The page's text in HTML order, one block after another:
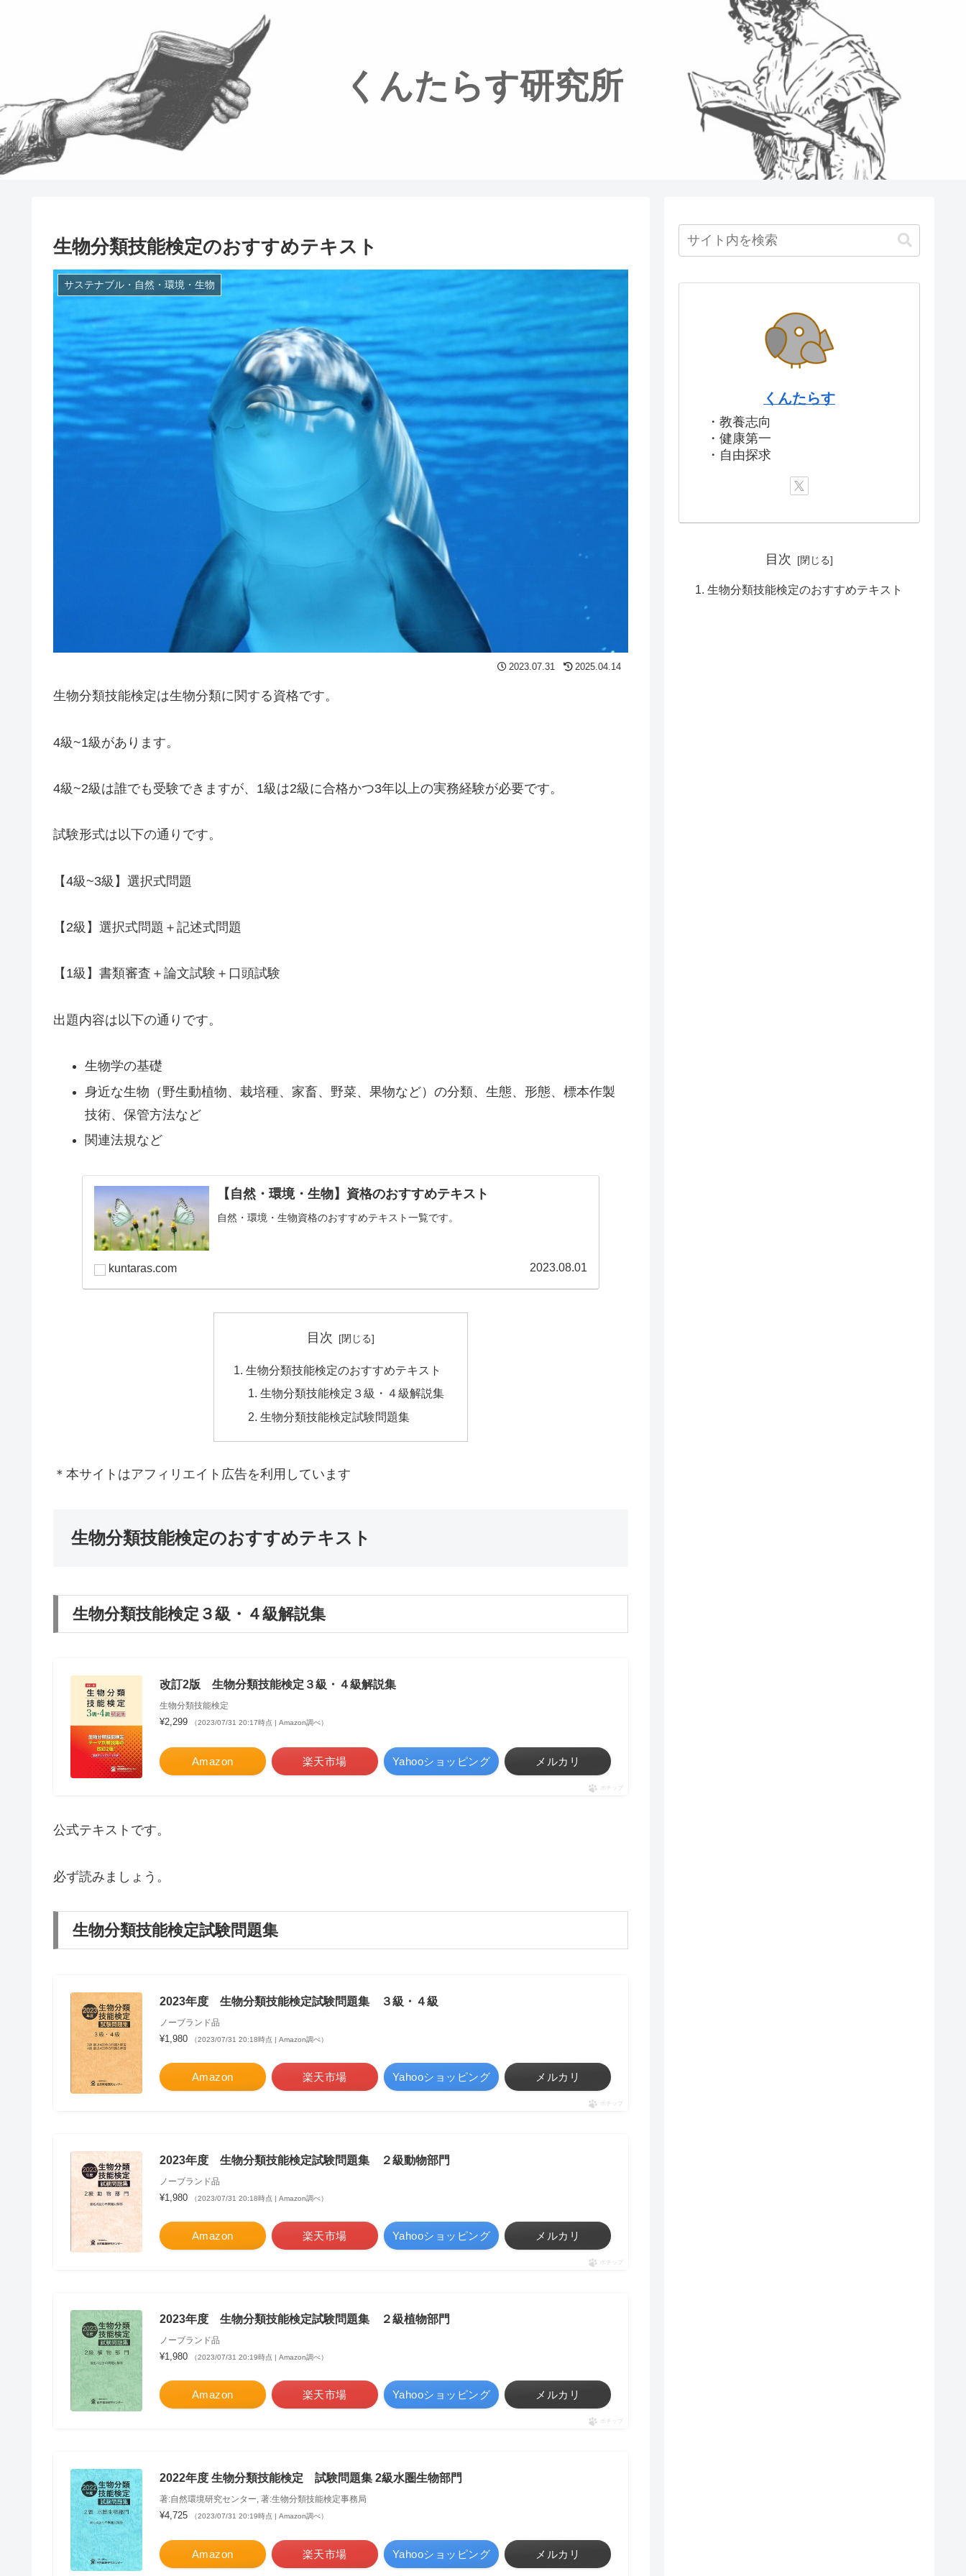
くんたらす研究所
生物分類技能検定のおすすめテキスト
サステナブル・自然・環境・生物
2023.07.31 2025.04.14
生物分類技能検定は生物分類に関する資格です。
4級~1級があります。
4級~2級は誰でも受験できますが、1級は2級に合格かつ3年以上の実務経験が必要です。
試験形式は以下の通りです。
【4級~3級】選択式問題
【2級】選択式問題＋記述式問題
【1級】書類審査＋論文試験＋口頭試験
出題内容は以下の通りです。
生物学の基礎
身近な生物（野生動植物、栽培種、家畜、野菜、果物など）の分類、生態、形態、標本作製
技術、保管方法など
関連法規など
【自然・環境・生物】資格のおすすめテキスト
自然・環境・生物資格のおすすめテキスト一覧です。
kuntaras.com 2023.08.01
目次
生物分類技能検定のおすすめテキスト
生物分類技能検定３級・４級解説集
生物分類技能検定試験問題集
＊本サイトはアフィリエイト広告を利用しています
生物分類技能検定のおすすめテキスト
生物分類技能検定３級・４級解説集
改訂2版 生物分類技能検定３級・４級解説集
生物分類技能検定
¥2,299 （2023/07/31 20:17時点 | Amazon調べ）
Amazon 楽天市場 Yahooショッピング メルカリ
ポチップ
公式テキストです。
必ず読みましょう。
生物分類技能検定試験問題集
2023年度 生物分類技能検定試験問題集 ３級・４級
ノーブランド品
¥1,980 （2023/07/31 20:18時点 | Amazon調べ）
Amazon 楽天市場 Yahooショッピング メルカリ
ポチップ
2023年度 生物分類技能検定試験問題集 ２級動物部門
ノーブランド品
¥1,980 （2023/07/31 20:18時点 | Amazon調べ）
Amazon 楽天市場 Yahooショッピング メルカリ
ポチップ
2023年度 生物分類技能検定試験問題集 ２級植物部門
ノーブランド品
¥1,980 （2023/07/31 20:19時点 | Amazon調べ）
Amazon 楽天市場 Yahooショッピング メルカリ
ポチップ
2022年度 生物分類技能検定 試験問題集 2級水圏生物部門
著:自然環境研究センター, 著:生物分類技能検定事務局
¥4,725 （2023/07/31 20:19時点 | Amazon調べ）
Amazon 楽天市場 Yahooショッピング メルカリ
くんたらす
・教養志向
・健康第一
・自由探求
目次
生物分類技能検定のおすすめテキスト